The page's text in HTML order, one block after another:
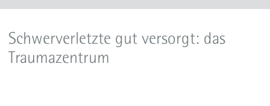
Qualitätsberichte
Schwerverletzte gut versorgt: das
Traumazentrum